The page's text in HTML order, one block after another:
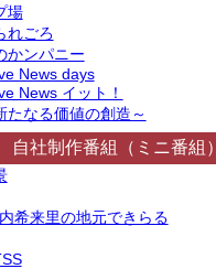
場
れごろ
かンパニー
News days
News イット！
たなる価値の創造～
自社制作番組（ミニ番組）
希来里の地元できらる